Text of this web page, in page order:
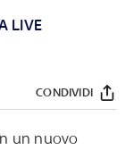
LIVE
CONDIVIDI
un nuovo